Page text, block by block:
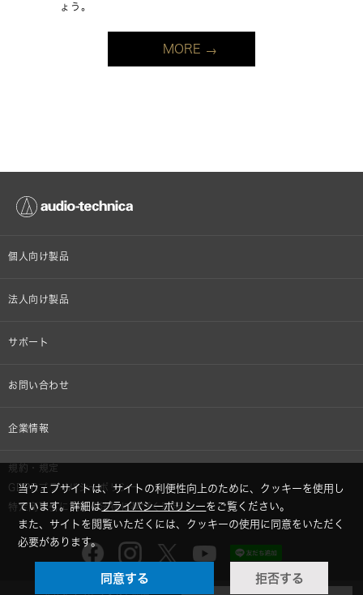
ょう。
MORE
個人向け製品
オンラインストア限定
車載製品
部品/付属品
法人向け製品
設備音響機器
半導体レーザー応用製品
サポート
個人向け製品サポート
お問い合わせ
その他、メディア 取材関連等のお問い合わせ
企業情報
株式会社オーディオテクニカ
採用情報
GLOBAL-オーディオテクニカ
audio-technica MIMIO
規約・規定
GDPRプライバシーポリシー
特定商取引に関する法律に基づく表示
当ウェブサイトは、サイトの利便性向上のために、クッキーを使用し
ています。詳細はプライバシーポリシーをご覧ください。
また、サイトを閲覧いただくには、クッキーの使用に同意をいただく
必要があります。
同意する 拒否する